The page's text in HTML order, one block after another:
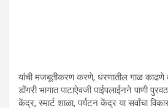
यांची मजबूतीकरण करणे, धरणातील गाळ काढणे
डोंगरी भागात पाटाऐवजी पाईपलाईनने पाणी
केंद्र, स्मार्ट शाळा, पर्यटन केंद्र या सर्वांचा